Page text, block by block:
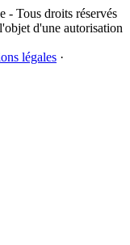
Tous droits réservés
d'une autorisation
légales ·